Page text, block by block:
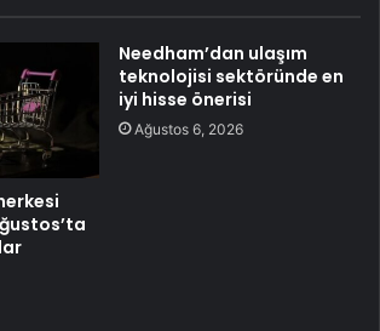
Needham’dan ulaşım
teknolojisi sektöründe en
iyi hisse önerisi
Ağustos 6, 2026